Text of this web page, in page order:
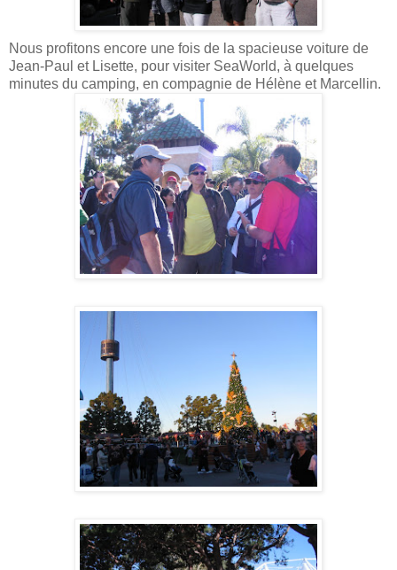
Nous profitons encore une fois de la spacieuse voiture de
Jean-Paul et Lisette, pour visiter SeaWorld, à quelques
minutes du camping, en compagnie de Hélène et Marcellin.